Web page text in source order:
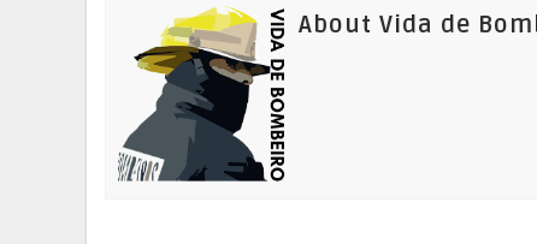
About Vida de